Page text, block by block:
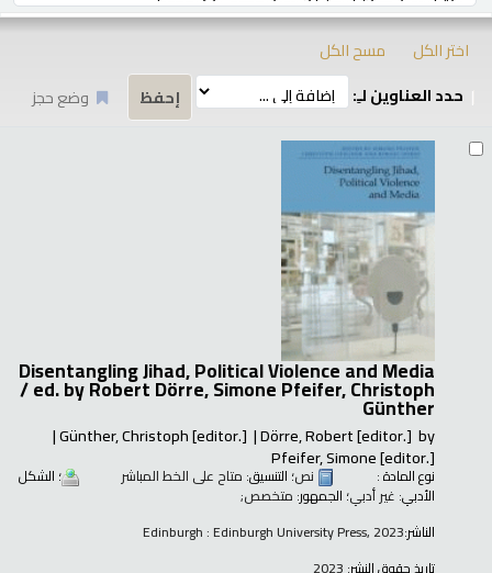
اختر الكل
مسح الكل
حدد العناوين لـِ:
وضع حجز
Disentangling Jihad, Political Violence and Media
/ed. by Robert Dörre, Simone Pfeifer, Christoph
Günther
by
Dörre, Robert[editor.]
Günther, Christoph[editor.]
Pfeifer, Simone[editor.]
نوع المادة : نص؛ التنسيق: متاح على الخط المباشر ؛ الشكل
الأدبي: غير أدبي؛ الجمهور: متخصص;
الناشر:Edinburgh : Edinburgh University Press, 2023